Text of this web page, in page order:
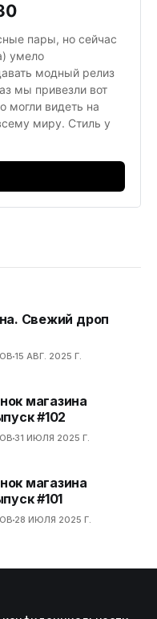
пары, но сейчас
умело
модный релиз
мы привезли вот
могли видеть на
миру. Стиль у
Свежий дроп
15 АВГ. 2025 Г.
магазина
#102
31 ИЮЛЯ 2025 Г.
магазина
#101
28 ИЮЛЯ 2025 Г.